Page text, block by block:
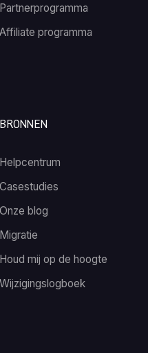
BRONNEN
Helpcentrum
Casestudies
Onze blog
Migratie
Houd mij op de hoogte
Wijzigingslogboek
Partnerprogramma
Affiliate programma